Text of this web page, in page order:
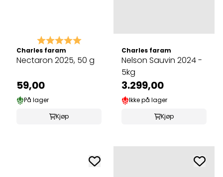
Karakter: 5.0 av 5 mulige
Charles faram
Nectaron 2025, 50 g
59,00
På lager
Kjøp
Charles faram
Nelson Sauvin 2024 -
5kg
3.299,00
Ikke på lager
Kjøp